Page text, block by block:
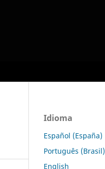
Idioma
Español (España)
Português (Brasil)
English